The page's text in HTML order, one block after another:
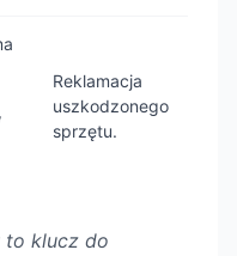
Reklamacja
uszkodzonego
sprzętu.
to klucz do